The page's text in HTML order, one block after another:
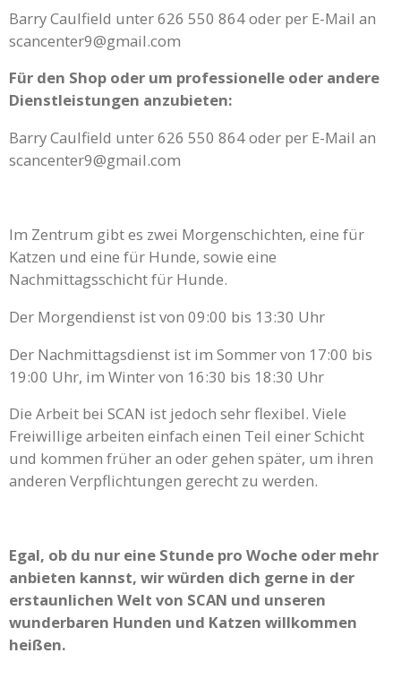
Barry Caulfield unter 626 550 864 oder per E-Mail an
scancenter9@gmail.com
Für den Shop oder um professionelle oder andere
Dienstleistungen anzubieten:
Barry Caulfield unter 626 550 864 oder per E-Mail an
scancenter9@gmail.com
Im Zentrum gibt es zwei Morgenschichten, eine für
Katzen und eine für Hunde, sowie eine
Nachmittagsschicht für Hunde.
Der Morgendienst ist von 09:00 bis 13:30 Uhr
Der Nachmittagsdienst ist im Sommer von 17:00 bis
19:00 Uhr, im Winter von 16:30 bis 18:30 Uhr
Die Arbeit bei SCAN ist jedoch sehr flexibel. Viele
Freiwillige arbeiten einfach einen Teil einer Schicht
und kommen früher an oder gehen später, um ihren
anderen Verpflichtungen gerecht zu werden.
Egal, ob du nur eine Stunde pro Woche oder mehr
anbieten kannst, wir würden dich gerne in der
erstaunlichen Welt von SCAN und unseren
wunderbaren Hunden und Katzen willkommen
heißen.